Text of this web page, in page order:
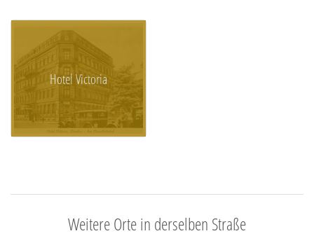
Hotel Victoria
Weitere Orte in derselben Straße